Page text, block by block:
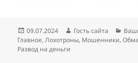
Опубликовано
09.07.2024 Автор
Гость сайта
Главное,Лохотроны, Мошенники,
Развод на деньги